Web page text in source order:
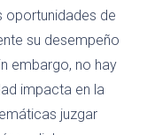
oportunidades de
su desempeño
embargo, no hay
impacta en la
juzgar